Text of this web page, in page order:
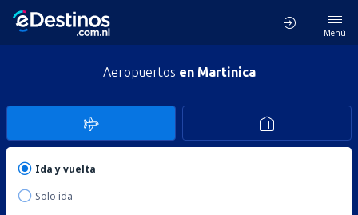
Menú
Aeropuertos en Martinica
Ida y vuelta
Solo ida